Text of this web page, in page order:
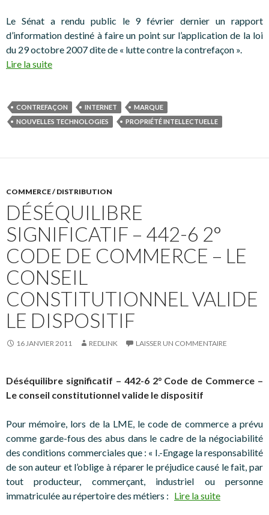
Le Sénat a rendu public le 9 février dernier un rapport
d’information destiné à faire un point sur l’application de la loi
du 29 octobre 2007 dite de « lutte contre la contrefaçon ».
Lire la suite
CONTREFAÇON INTERNET
MARQUE
NOUVELLES TECHNOLOGIES
PROPRIÉTÉ INTELLECTUELLE
COMMERCE / DISTRIBUTION
DÉSÉQUILIBRE
SIGNIFICATIF – 442-6 2°
CODE DE COMMERCE – LE
CONSEIL
CONSTITUTIONNEL VALIDE
LE DISPOSITIF
16 JANVIER 2011 REDLINK LAISSER UN COMMENTAIRE
Déséquilibre significatif – 442-6 2° Code de Commerce –
Le conseil constitutionnel valide le dispositif
Pour mémoire, lors de la LME, le code de commerce a prévu
comme garde-fous des abus dans le cadre de la négociabilité
des conditions commerciales que : « I.-Engage la responsabilité
de son auteur et l’oblige à réparer le préjudice causé le fait, par
tout producteur, commerçant, industriel ou personne
immatriculée au répertoire des métiers : Lire la suite